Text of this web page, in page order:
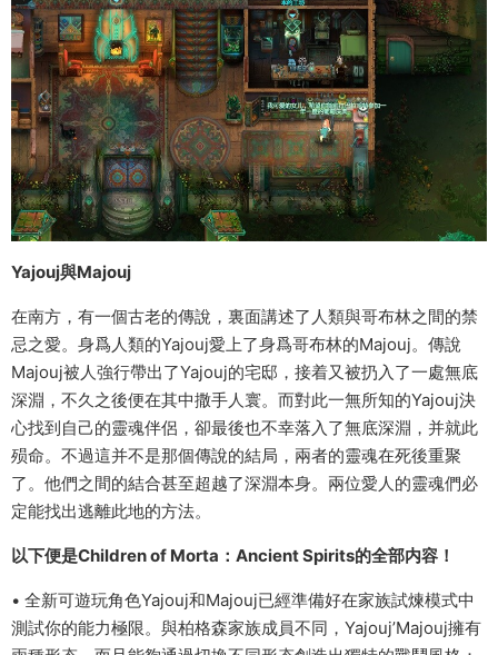
Yajouj與Majouj
在南方，有一個古老的傳說，裏面講述了人類與哥布林之間的禁
忌之愛。身爲人類的Yajouj愛上了身爲哥布林的Majouj。傳說
Majouj被人強行帶出了Yajouj的宅邸，接着又被扔入了一處無底
深淵，不久之後便在其中撒手人寰。而對此一無所知的Yajouj決
心找到自己的靈魂伴侶，卻最後也不幸落入了無底深淵，并就此
殒命。不過這并不是那個傳說的結局，兩者的靈魂在死後重聚
了。他們之間的結合甚至超越了深淵本身。兩位愛人的靈魂們必
定能找出逃離此地的方法。
以下便是Children of Morta：Ancient Spirits的全部内容！
• 全新可遊玩角色Yajouj和Majouj已經準備好在家族試煉模式中
測試你的能力極限。與柏格森家族成員不同，Yajouj’Majouj擁有